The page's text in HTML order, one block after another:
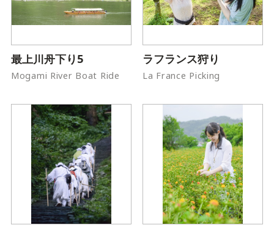
最上川舟下り5
Mogami River Boat Ride
ラフランス狩り
La France Picking